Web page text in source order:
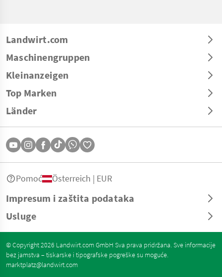
Landwirt.com
Maschinengruppen
Kleinanzeigen
Top Marken
Länder
Impresum i zaštita podataka
Usluge
Pomoć Österreich | EUR
© Copyright 2026 Landwirt.com GmbH Sva prava pridržana. Sve informacije
bez jamstva – tiskarske i tipografske pogreške su moguće.
marktplatz@landwirt.com